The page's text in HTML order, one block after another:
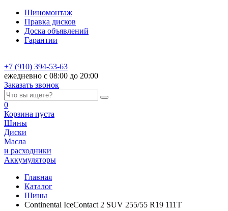
Шиномонтаж
Правка дисков
Доска объявлений
Гарантии
+7 (910) 394-53-63
ежедневно с 08:00 до 20:00
Заказать звонок
0
Корзина пуста
Шины
Диски
Масла
и расходники
Аккумуляторы
Главная
Каталог
Шины
Continental IceContact 2 SUV 255/55 R19 111T